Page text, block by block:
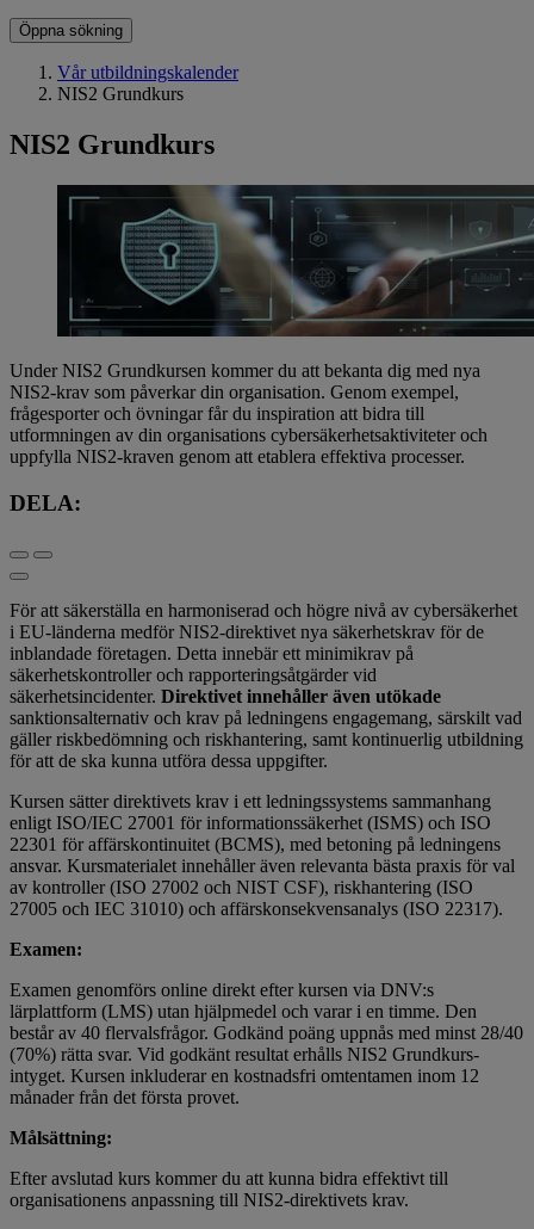
Öppna sökning
Vår utbildningskalender
NIS2 Grundkurs
NIS2 Grundkurs
Under NIS2 Grundkursen kommer du att bekanta dig med nya
NIS2-krav som påverkar din organisation. Genom exempel,
frågesporter och övningar får du inspiration att bidra till
utformningen av din organisations cybersäkerhetsaktiviteter och
uppfylla NIS2-kraven genom att etablera effektiva processer.
DELA:
För att säkerställa en harmoniserad och högre nivå av cybersäkerhet
i EU-länderna medför NIS2-direktivet nya säkerhetskrav för de
inblandade företagen. Detta innebär ett minimikrav på
säkerhetskontroller och rapporteringsåtgärder vid
säkerhetsincidenter. Direktivet innehåller även utökade
sanktionsalternativ och krav på ledningens engagemang, särskilt vad
gäller riskbedömning och riskhantering, samt kontinuerlig utbildning
för att de ska kunna utföra dessa uppgifter.
Kursen sätter direktivets krav i ett ledningssystems sammanhang
enligt ISO/IEC 27001 för informationssäkerhet (ISMS) och ISO
22301 för affärskontinuitet (BCMS), med betoning på ledningens
ansvar. Kursmaterialet innehåller även relevanta bästa praxis för val
av kontroller (ISO 27002 och NIST CSF), riskhantering (ISO
27005 och IEC 31010) och affärskonsekvensanalys (ISO 22317).
Examen:
Examen genomförs online direkt efter kursen via DNV:s
lärplattform (LMS) utan hjälpmedel och varar i en timme. Den
består av 40 flervalsfrågor. Godkänd poäng uppnås med minst 28/40
(70%) rätta svar. Vid godkänt resultat erhålls NIS2 Grundkurs-
intyget. Kursen inkluderar en kostnadsfri omtentamen inom 12
månader från det första provet.
Målsättning:
Efter avslutad kurs kommer du att kunna bidra effektivt till
organisationens anpassning till NIS2-direktivets krav.